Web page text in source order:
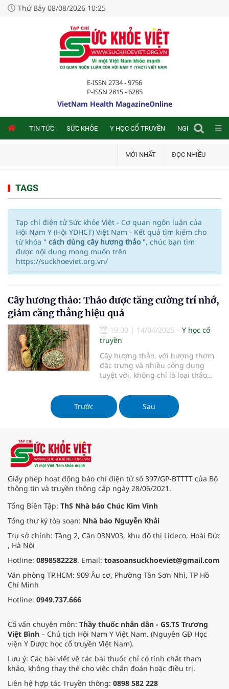
Thứ Bảy 08/08/2026 10:25
E-ISSN 2734 - 9756
P-ISSN 2815 - 6285
VietNam Health MagazineOnline
TIN TỨC SỨC KHỎE Y HỌC CỔ TRUYỀN NGHIÊN CỨU
MỚI NHẤT ĐỌC NHIỀU
TAGS
Tạp chí điện tử Sức khỏe Việt - Cơ quan ngôn luận của
Hội Nam Y (Hội YDHCT) Việt Nam - Kết quả tìm kiếm cho
từ khóa " cách dùng cây hương thảo ", chúc bạn tìm
được nội dung mong muốn trên
https://suckhoeviet.org.vn/
Cây hương thảo: Thảo dược tăng cường trí nhớ,
giảm căng thẳng hiệu quả
19:00 | 14/04/2025
Y học cổ
truyền
Cây hương thảo, với hương thơm
đặc trưng và nhiều công dụng
tuyệt vời, không chỉ là loại thảo
mà còn là một phương thuốc tự
nhiên giúp tăng cường trí nhớ và
giảm căng thẳng. Bài viết này sẽ
Trước Sau
Giấy phép hoạt động báo chí điện tử số 397/GP-BTTTT của Bộ
thông tin và truyền thông cấp ngày 28/06/2021.
Tổng Biên Tập: ThS Nhà báo Chúc Kim Vinh
Tổng thư ký tòa soạn: Nhà báo Nguyễn Khải
Trụ sở chính: Tầng 2, Căn 03NV03, khu đô thị Lideco, Hoài Đức
, Hà Nội
Hotline: 0898582228. Email: toasoansuckhoeviet@gmail.com
Văn phòng TP.HCM: 909 Âu cơ, Phường Tân Sơn Nhì, TP Hồ
Chí Minh
Hotline: 0949.737.666
Cố vấn chuyên môn: Thầy thuốc nhân dân - GS.TS Trương
Việt Bình – Chủ tịch Hội Nam Y Việt Nam. (Nguyên GĐ Học
viện Y Dược học cổ truyền Việt Nam).
Lưu ý: Các bài viết về các bài thuốc chỉ có tính chất tham
khảo, không thay thế cho việc chẩn đoán hoặc điều trị.
Liên hệ hợp tác Truyền thông: 0898 582 228